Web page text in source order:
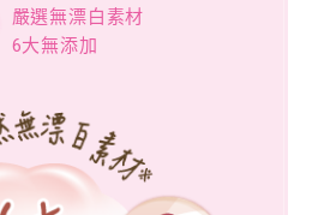
嚴選無漂白素材
6大無添加